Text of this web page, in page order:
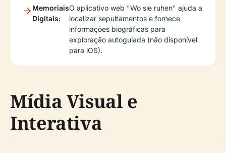
Memoriais
Digitais:
O aplicativo web "Wo sie ruhen" ajuda a
localizar sepultamentos e fornece
informações biográficas para
exploração autoguiada (não disponível
para iOS).
Mídia Visual e
Interativa